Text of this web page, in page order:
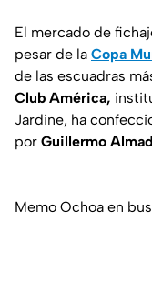
El mercado de
pesar de la Copa
de las escuadras
Club América,
Jardine, ha
por Guillermo
Memo Ochoa en